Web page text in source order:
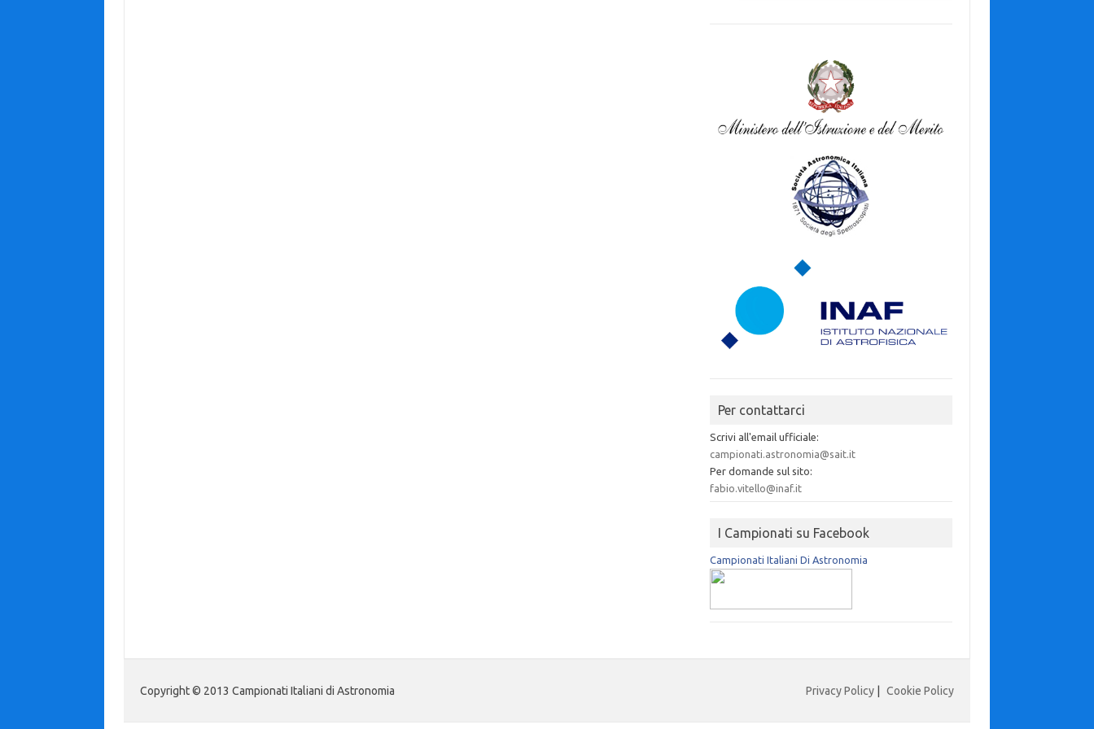
Per contattarci
Scrivi all'email ufficiale:
campionati.astronomia@sait.it
Per domande sul sito:
fabio.vitello@inaf.it
I Campionati su Facebook
Campionati Italiani Di Astronomia
Copyright © 2013 Campionati Italiani di Astronomia Privacy Policy Cookie Policy